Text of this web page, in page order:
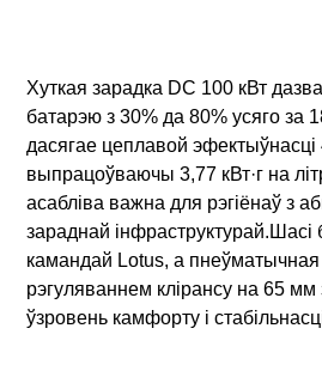
Хуткая зарадка DC 100 кВт
батарэю з 30% да 80% усяго за
дасягае цеплавой эфектыўнасці
выпрацоўваючы 3,77 кВт·г на
асабліва важна для рэгіёнаў з
зараднай
камандай Lotus, а пнеўматычная
рэгуляваннем клірансу на 65 мм
ўзровень камфорту і